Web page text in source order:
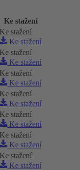
Ke stažení
Ke stažení
Ke stažení
Ke stažení
Ke stažení
Ke stažení
Ke stažení
Ke stažení
Ke stažení
Ke stažení
Ke stažení
Ke stažení
Ke stažení
Ke stažení
Ke stažení